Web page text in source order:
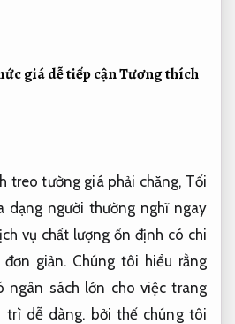
giá dễ tiếp cậnTương thích
treo tường giá phải chăng, Tối
dạng người thường nghĩ ngay
vụ chất lượng ổn định có chi
giản. Chúng tôi hiểu rằng
ngân sách lớn cho việc trang
trì dễ dàng. bởi thế chúng tôi